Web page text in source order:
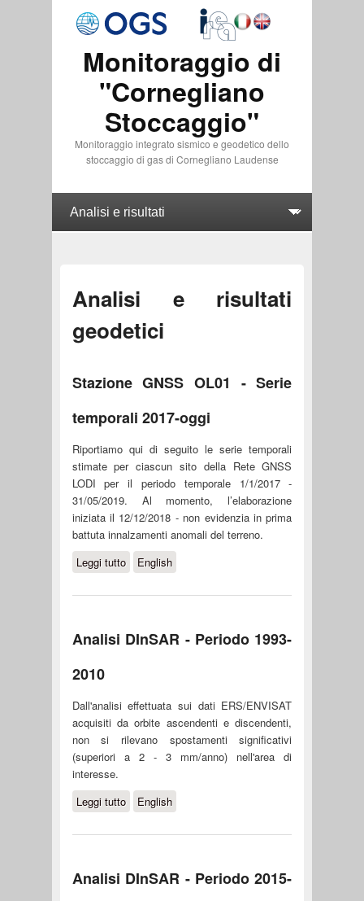
Monitoraggio di
"Cornegliano
Stoccaggio"
Monitoraggio integrato sismico e geodetico dello
stoccaggio di gas di Cornegliano Laudense
Analisi e risultati
geodetici
Stazione GNSS OL01 - Serie
temporali 2017-oggi
Riportiamo qui di seguito le serie temporali
stimate per ciascun sito della Rete GNSS
LODI per il periodo temporale 1/1/2017 -
31/05/2019. Al momento, l’elaborazione
iniziata il 12/12/2018 - non evidenzia in prima
battuta innalzamenti anomali del terreno.
Leggi tuttosu Stazione GNSS OL01 - Serie
English
Analisi DInSAR - Periodo 1993-
2010
Dall'analisi effettuata sui dati ERS/ENVISAT
acquisiti da orbite ascendenti e discendenti,
non si rilevano spostamenti significativi
(superiori a 2 - 3 mm/anno) nell'area di
interesse.
Leggi tuttosu Analisi DInSAR - Periodo 1993-
English
Analisi DInSAR - Periodo 2015-